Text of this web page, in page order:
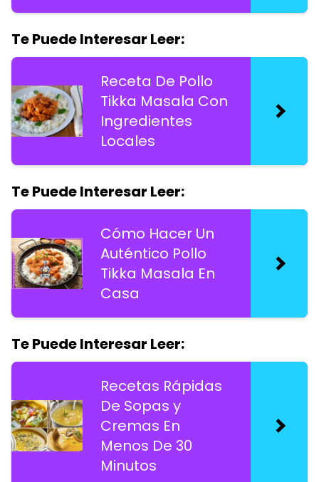
Te Puede Interesar Leer:
Receta De Pollo
Tikka Masala Con
Ingredientes
Locales
Te Puede Interesar Leer:
Cómo Hacer Un
Auténtico Pollo
Tikka Masala En
Casa
Te Puede Interesar Leer:
Recetas Rápidas
De Sopas y
Cremas En
Menos De 30
Minutos